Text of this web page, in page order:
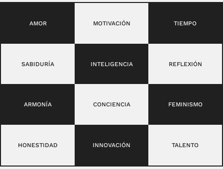
AMOR MOTIVACIÓN TIEMPO
SABIDURÍA INTELIGENCIA REFLEXIÓN
ARMONÍA CONCIENCIA FEMINISMO
HONESTIDAD INNOVACIÓN TALENTO